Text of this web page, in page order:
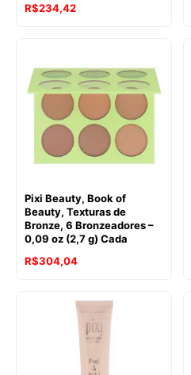
R$234,42
Pixi Beauty, Book of
Beauty, Texturas de
Bronze, 6 Bronzeadores –
0,09 oz (2,7 g) Cada
R$304,04